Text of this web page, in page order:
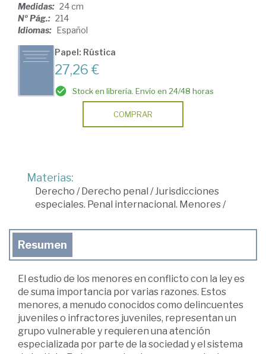
Medidas: 24 cm
Nº Pág.: 214
Idiomas: Español
Papel: Rústica
27,26 €
Stock en librería. Envío en 24/48 horas
COMPRAR
Materias:
Derecho /Derecho penal /Jurisdicciones
especiales. Penal internacional. Menores /
Resumen
El estudio de los menores en conflicto con la ley es
de suma importancia por varias razones. Estos
menores, a menudo conocidos como delincuentes
juveniles o infractores juveniles, representan un
grupo vulnerable y requieren una atención
especializada por parte de la sociedad y el sistema